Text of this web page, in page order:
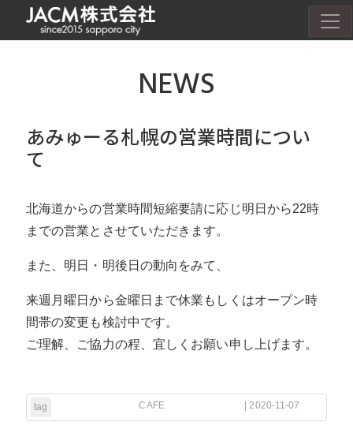
NEWS
あみゅーる札幌の営業時間につい
て
北海道からの営業時間短縮要請に応じ明日から22時
までの営業とさせていただきます。
また、明日・明後日の動向をみて、
来週月曜日から金曜日まで休業もしくはオープン時
間帯の変更も検討中です。
ご理解、ご協力の程、宜しくお願い申し上げます。
tag CAFE | 2020-11-07